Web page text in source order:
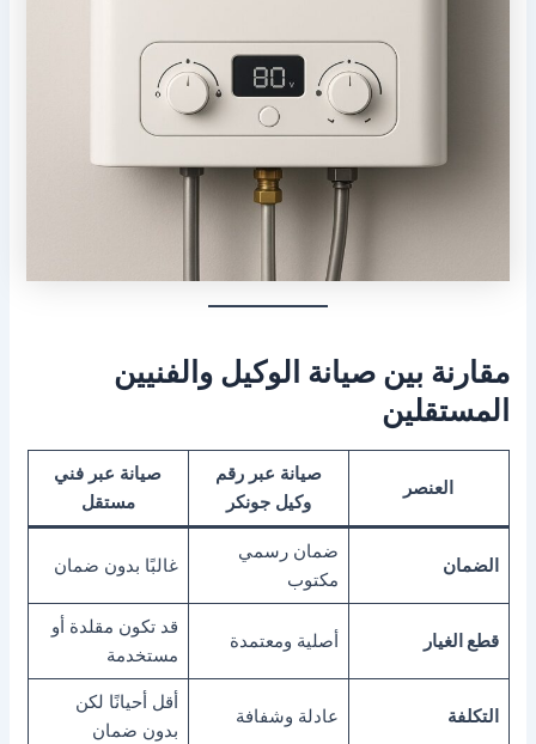
مقارنة بين صيانة الوكيل والفنيين
المستقلين
العنصر
صيانة عبر رقم
وكيل جونكر
صيانة عبر فني
مستقل
الضمان
ضمان رسمي
مكتوب
غالبًا بدون ضمان
قطع الغيار أصلية ومعتمدة
قد تكون مقلدة أو
مستخدمة
التكلفة عادلة وشفافة
أقل أحيانًا لكن
بدون ضمان